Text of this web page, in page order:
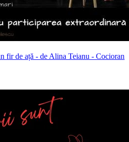
fir de ață - de Alina Teianu - Cocioran